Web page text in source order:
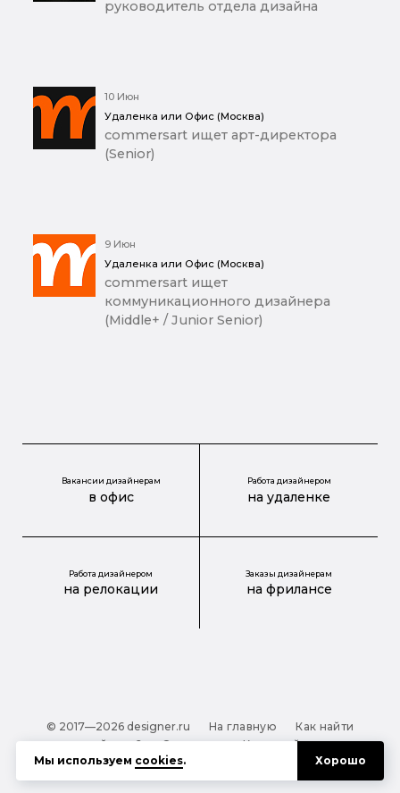
руководитель отдела дизайна
10 Июн
Удаленка или Офис (Москва)
commersart ищет арт-директора
(Senior)
9 Июн
Удаленка или Офис (Москва)
commersart ищет
коммуникационного дизайнера
(Middle+ / Junior Senior)
Вакансии дизайнерам
в офис
Работа дизайнером
на удаленке
Работа дизайнером
на релокации
Заказы дизайнерам
на фрилансе
© 2017—2026 designer.ru На главную
Как найти
дизайнера?
О проекте
Карта сайта
Обработка персональных данных
Файлы cookie
Мы используем cookies. Хорошо